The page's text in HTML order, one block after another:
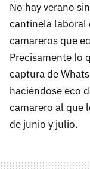
No hay verano
cantinela laboral
camareros que
Precisamente lo
captura de
haciéndose eco
camarero al que
de junio y julio.